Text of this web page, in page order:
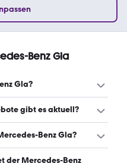
Benz Gla
Gla?
Benz Gla liegt
8.8.2026)
gibt es aktuell?
Benz bei mobile.de,
Benz Gla?
zwischen 116 und
der Mercedes-Benz